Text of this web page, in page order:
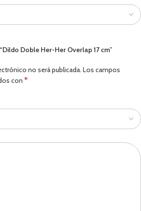
Doble Her-Her Overlap 17 cm”
no será publicada. Los campos
con *